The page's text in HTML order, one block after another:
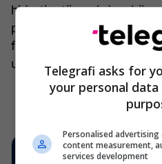
hidratim të vazhdueshëm
përshtatshëm. Me
fëmijëve rikthehen shpejt
ushqimin e zakonshëm.
Telegrafi asks for
your personal
Personalised
content measurement,
services development